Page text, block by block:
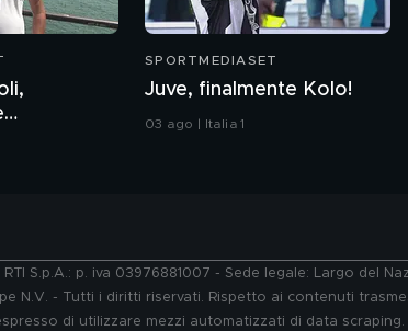
SPORTMEDIASET
Juve, finalmente Kolo!
03 ago | Italia 1
S.p.A.: p. iva 03976881007 - Sede legale: Largo del
N.V. - Tutti i diritti riservati. Rispetto ai contenuti
di utilizzare mezzi automatizzati di data scraping.